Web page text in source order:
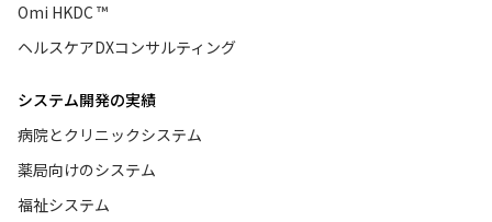
Omi HKDC ™
ヘルスケアDXコンサルティング
システム開発の実績
病院とクリニックシステム
薬局向けのシステム
福祉システム